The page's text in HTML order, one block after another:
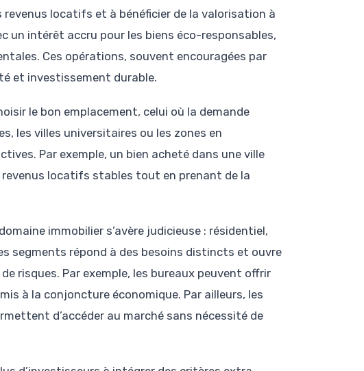
locatifs et à bénéficier de la valorisation à
un intérêt accru pour les biens éco-responsables,
Ces opérations, souvent encouragées par
et investissement durable.
le bon emplacement, celui où la demande
les villes universitaires ou les zones en
Par exemple, un bien acheté dans une ville
revenus locatifs stables tout en prenant de la
immobilier s’avère judicieuse : résidentiel,
segments répond à des besoins distincts et ouvre
risques. Par exemple, les bureaux peuvent offrir
à la conjoncture économique. Par ailleurs, les
d’accéder au marché sans nécessité de